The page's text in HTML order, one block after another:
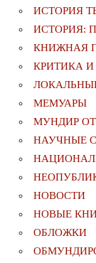
ИСТОРИЯ
ИСТОРИЯ:
КНИЖНАЯ
КРИТИКА
МЕМУАРЫ
МУНДИР
НАУЧНЫЕ
НОВОСТИ
НОВЫЕ
ОБЛОЖКИ